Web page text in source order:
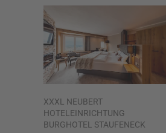
XXXL NEUBERT
HOTELEINRICHTUNG
BURGHOTEL STAUFENECK